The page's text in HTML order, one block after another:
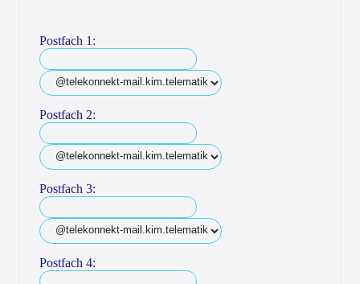
Postfach 1:
Postfach 2:
Postfach 3:
Postfach 4: